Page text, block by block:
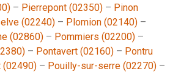
– Pierrepont (02350) – Pinon
(02240) – Plomion (02140) –
(02860) – Pommiers (02200) –
– Pontavert (02160) – Pontru
(02490) – Pouilly-sur-serre (02270) –